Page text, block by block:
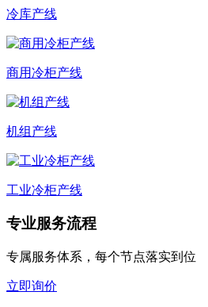
冷库产线
商用冷柜产线
机组产线
工业冷柜产线
专业服务流程
专属服务体系，每个节点落实到位
立即询价